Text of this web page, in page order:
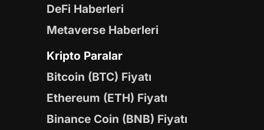
DeFi Haberleri
Metaverse Haberleri
Kripto Paralar
Bitcoin (BTC) Fiyatı
Ethereum (ETH) Fiyatı
Binance Coin (BNB) Fiyatı